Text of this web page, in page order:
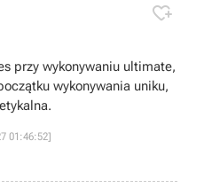

przy wykonywaniu ultimate,
wykonywania uniku,
01:46:52]